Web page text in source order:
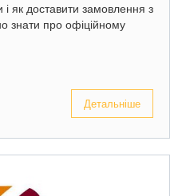
і як доставити замовлення з
знати про офіційному
Детальніше